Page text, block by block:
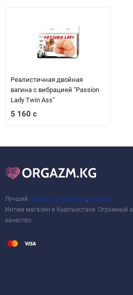
Реалистичная двойная
вагина с вибрацией "Passion
Lady Twin Ass"
5 160 с
Лучший сексшоп в Бишкеке sexshop
Интим магазин в Кыргызстане. Огромный
качество.